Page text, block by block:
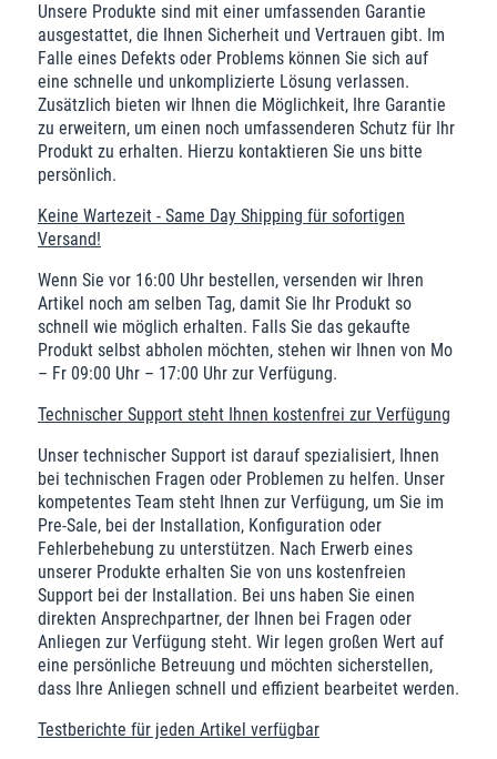
Unsere Produkte sind mit einer umfassenden Garantie
ausgestattet, die Ihnen Sicherheit und Vertrauen gibt. Im
Falle eines Defekts oder Problems können Sie sich auf
eine schnelle und unkomplizierte Lösung verlassen.
Zusätzlich bieten wir Ihnen die Möglichkeit, Ihre Garantie
zu erweitern, um einen noch umfassenderen Schutz für Ihr
Produkt zu erhalten. Hierzu kontaktieren Sie uns bitte
persönlich.
Keine Wartezeit - Same Day Shipping für sofortigen
Versand!
Wenn Sie vor 16:00 Uhr bestellen, versenden wir Ihren
Artikel noch am selben Tag, damit Sie Ihr Produkt so
schnell wie möglich erhalten. Falls Sie das gekaufte
Produkt selbst abholen möchten, stehen wir Ihnen von Mo
– Fr 09:00 Uhr – 17:00 Uhr zur Verfügung.
Technischer Support steht Ihnen kostenfrei zur Verfügung
Unser technischer Support ist darauf spezialisiert, Ihnen
bei technischen Fragen oder Problemen zu helfen. Unser
kompetentes Team steht Ihnen zur Verfügung, um Sie im
Pre-Sale, bei der Installation, Konfiguration oder
Fehlerbehebung zu unterstützen. Nach Erwerb eines
unserer Produkte erhalten Sie von uns kostenfreien
Support bei der Installation. Bei uns haben Sie einen
direkten Ansprechpartner, der Ihnen bei Fragen oder
Anliegen zur Verfügung steht. Wir legen großen Wert auf
eine persönliche Betreuung und möchten sicherstellen,
dass Ihre Anliegen schnell und effizient bearbeitet werden.
Testberichte für jeden Artikel verfügbar